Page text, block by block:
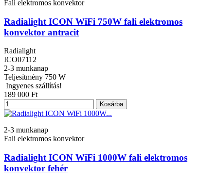
Fali elektromos konvektor
Radialight ICON WiFi 750W fali elektromos
konvektor antracit
Radialight
ICO07112
2-3 munkanap
Teljesítmény 750 W
Ingyenes szállítás!
189 000 Ft
Kosárba
2-3 munkanap
Fali elektromos konvektor
Radialight ICON WiFi 1000W fali elektromos
konvektor fehér